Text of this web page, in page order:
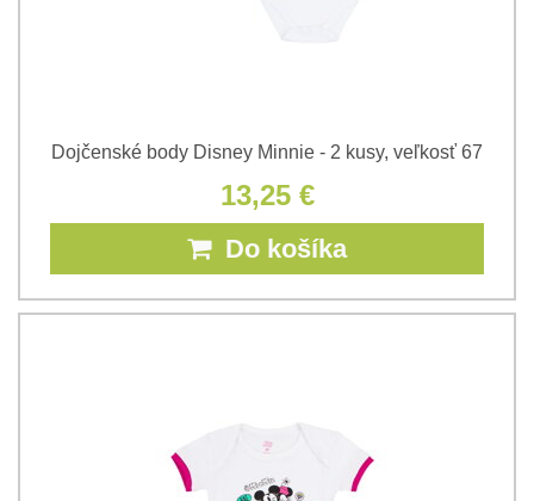
Dojčenské body Disney Minnie - 2 kusy, veľkosť 67
13,25 €
Do košíka